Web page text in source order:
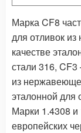
Марка CF8
для отливок
качестве
стали 316,
из
эталонной для
Марки 1.4308 и
европейских